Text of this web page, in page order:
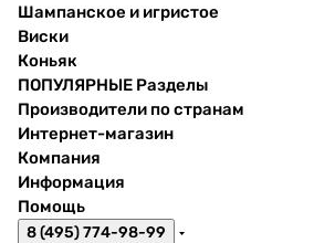
Шампанское и игристое
Виски
Коньяк
ПОПУЛЯРНЫЕ Разделы
Производители по странам
Интернет-магазин
Компания
Информация
Помощь
8 (495) 774-98-99